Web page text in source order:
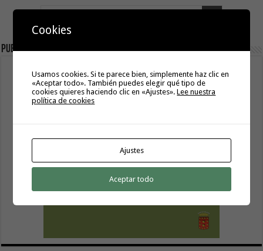
Publicidad
Cookies
Usamos cookies. Si te parece bien, simplemente haz clic en
«Aceptar todo». También puedes elegir qué tipo de
cookies quieres haciendo clic en «Ajustes».Lee nuestra
política de cookies
Ajustes
Aceptar todo